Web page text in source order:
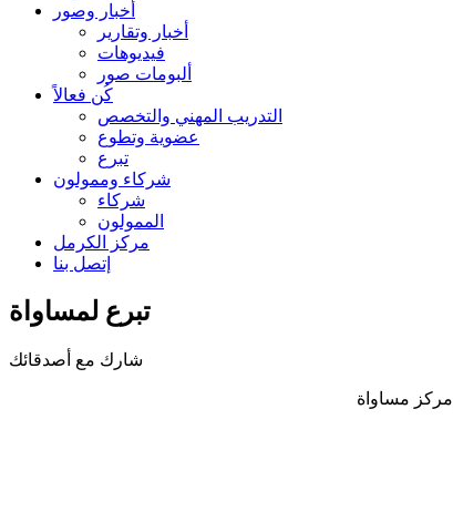
أخبار وصور
أخبار وتقارير
فيديوهات
ألبومات صور
كُن فعالاً
التدريب المهني والتخصص
عضوية وتطوع
تبرع
شركاء وممولون
شركاء
الممولون
مركز الكرمل
إتصل بنا
تبرع لمساواة
شارك مع أصدقائك